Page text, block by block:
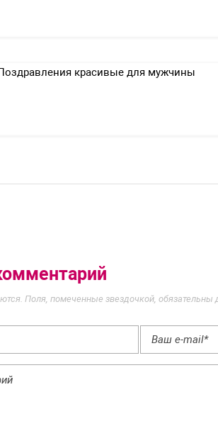
красивые для мужчины
Поля, помеченные звездочкой, обязательны